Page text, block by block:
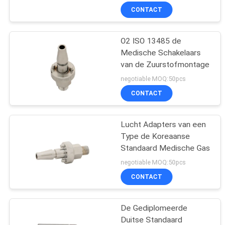
Medische Bed
Hoofdeenheid
1
De Regelgever van
zuurstofdebietmeter
CONTACT
O2 ISO 13485 de
Medische Schakelaars
van de Zuurstofmontage
negotiable MOQ:50pcs
CONTACT
Lucht Adapters van een
Type de Koreaanse
Standaard Medische Gas
negotiable MOQ:50pcs
CONTACT
De Gediplomeerde
Duitse Standaard